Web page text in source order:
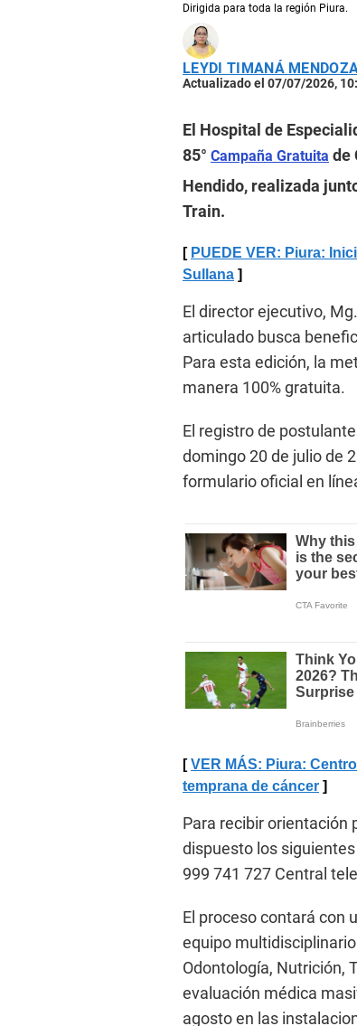
Dirigida para toda la región Piura.
LEYDI TIMANÁ
Actualizado el 07/07/2026,
El Hospital de
85° Campaña Gratuita de
Hendido, realizada
Train.
PUEDE VER: Piura:
Sullana
El director ejecutivo,
articulado busca
Para esta edición, la
manera 100% gratuita.
El registro de
domingo 20 de julio de
formulario oficial en
VER MÁS: Piura:
temprana de cáncer
Para recibir orientación
dispuesto los
999 741 727 Central
El proceso contará con
equipo
Odontología, Nutrición,
evaluación médica
agosto en las